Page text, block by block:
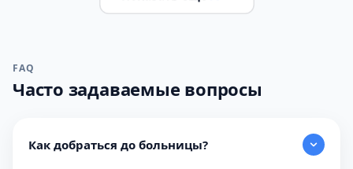
FAQ
Часто задаваемые вопросы
Как добраться до больницы?